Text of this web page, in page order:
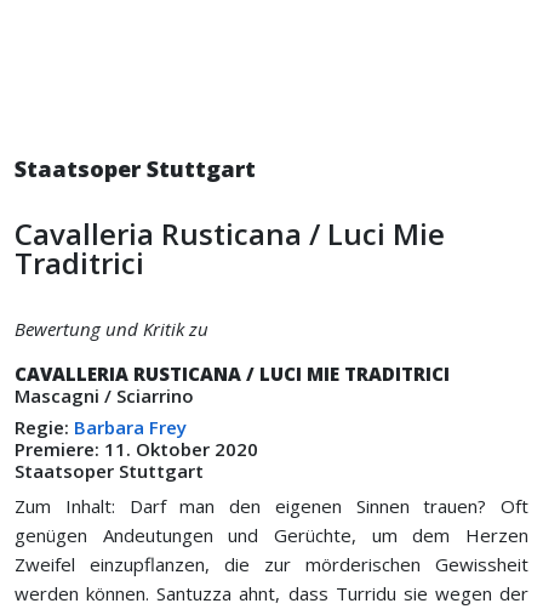
Staatsoper Stuttgart
Cavalleria Rusticana / Luci Mie
Traditrici
Bewertung und Kritik zu
CAVALLERIA RUSTICANA / LUCI MIE TRADITRICI
Mascagni / Sciarrino
Regie: Barbara Frey
Premiere: 11. Oktober 2020
Staatsoper Stuttgart
Zum Inhalt: Darf man den eigenen Sinnen trauen? Oft
genügen Andeutungen und Gerüchte, um dem Herzen
Zweifel einzupflanzen, die zur mörderischen Gewissheit
werden können. Santuzza ahnt, dass Turridu sie wegen der